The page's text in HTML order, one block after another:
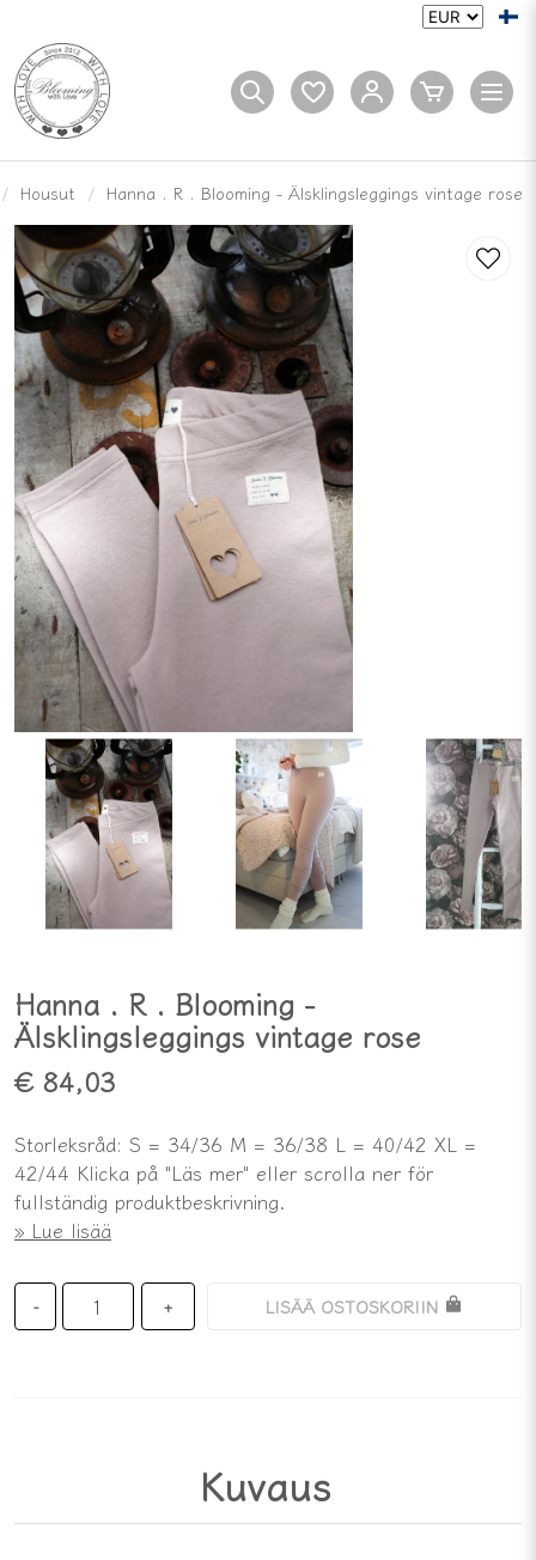
Housut Hanna . R . Blooming - Älsklingsleggings vintage rose
Hanna . R . Blooming -
Älsklingsleggings vintage rose
€ 84,03
Storleksråd: S = 34/36 M = 36/38 L = 40/42 XL =
42/44 Klicka på "Läs mer" eller scrolla ner för
fullständig produktbeskrivning.
Lue lisää
- + LISÄÄ OSTOSKORIIN
Kuvaus